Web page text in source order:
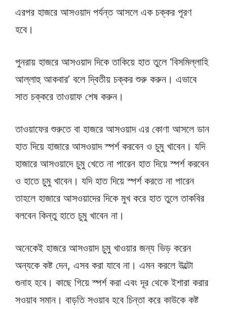
এরপর হাজরে আসওয়াদ পর্যন্ত আসলে এক চক্কর পূরণ
হবে।
পুনরায় হাজরে আসওয়াদ দিকে তাকিয়ে হাত তুলে ‘বিসমিল্লাহি
আল্লাহু আকবার’ বলে দ্বিতীয় চক্কর শুরু করুন। এভাবে
সাত চক্করে তাওয়াফ শেষ করুন।
তাওয়াফের শুরুতে বা হাজরে আসওয়াদ এর কোণা আসলে ডান
হাত দিয়ে হাজারে আসওয়াদ স্পর্শ করবেন ও চুমু খাবেন। যদি
হাজারে আসওয়াদে চুমু খেতে না পারেন হাত দিয়ে স্পর্শ করবেন
ও হাতে চুমু খাবেন। যদি হাত দিয়ে স্পর্শ করতে না পারেন
তাহলে হাজারে আসওয়াদের দিকে মুখ করে হাত তুলে তাকবির
বলবেন কিন্তু হাতে চুমু খাবেন না।
অনেকেই হাজরে আসওয়াদ চুমু খাওয়ার জন্য ভিড় করেন
অন্যকে কষ্ট দেন, এসব করা যাবে না। এমন করলে উল্টো
গুনাহ হবে। কাছে গিয়ে স্পর্শ করা এবং দূর থেকে ইশারা করার
সওয়াব সমান। বাড়তি সওয়াব হবে চিন্তা করে কাউকে কষ্ট